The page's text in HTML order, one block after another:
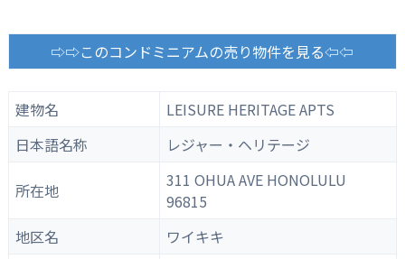
⇨⇨このコンドミニアムの売り物件を見る⇦⇦
建物名
LEISURE HERITAGE APTS
日本語名称
レジャー・ヘリテージ
所在地
311 OHUA AVE HONOLULU
96815
地区名
ワイキキ